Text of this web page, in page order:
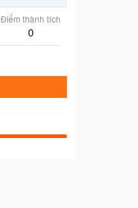
Điểm thành tích
0